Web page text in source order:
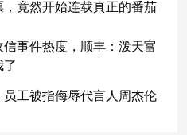
，竟然开始连载真正的番茄
信事件热度，顺丰：泼天富
了
员工被指侮辱代言人周杰伦